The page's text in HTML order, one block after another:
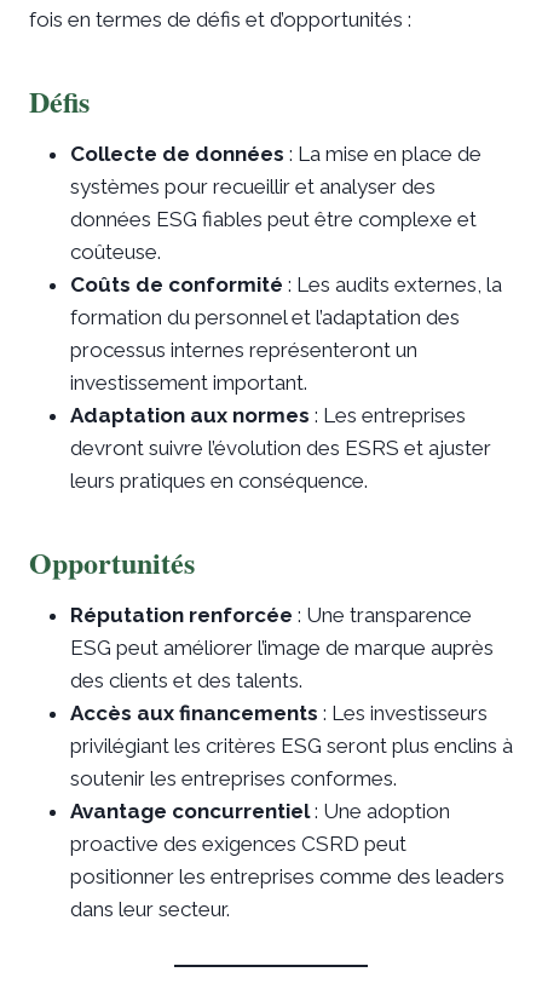
fois en termes de défis et d’opportunités :
Défis
Collecte de données : La mise en place de
systèmes pour recueillir et analyser des
données ESG fiables peut être complexe et
coûteuse.
Coûts de conformité : Les audits externes, la
formation du personnel et l’adaptation des
processus internes représenteront un
investissement important.
Adaptation aux normes : Les entreprises
devront suivre l’évolution des ESRS et ajuster
leurs pratiques en conséquence.
Opportunités
Réputation renforcée : Une transparence
ESG peut améliorer l’image de marque auprès
des clients et des talents.
Accès aux financements : Les investisseurs
privilégiant les critères ESG seront plus enclins à
soutenir les entreprises conformes.
Avantage concurrentiel: Une adoption
proactive des exigences CSRD peut
positionner les entreprises comme des leaders
dans leur secteur.